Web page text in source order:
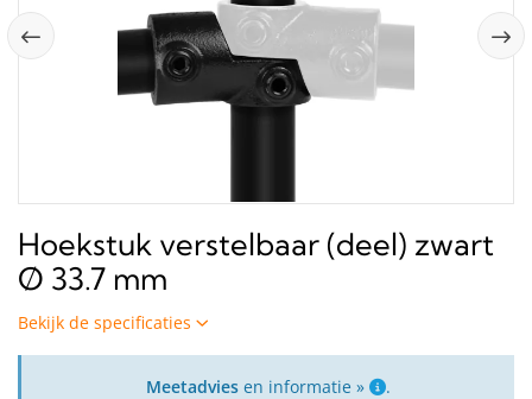
Hoekstuk verstelbaar (deel) zwart
Ø 33.7 mm
Bekijk de specificaties
Meetadviesen informatie » .